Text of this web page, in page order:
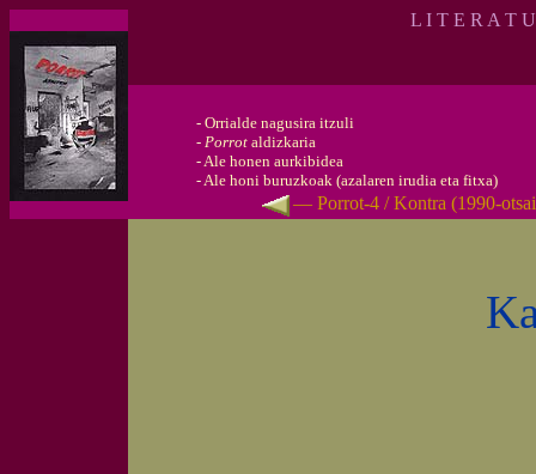
L I T E R A T
- Orrialde nagusira itzuli
- Porrot aldizkaria
-Ale honen aurkibidea
-Ale honi buruzkoak (azalaren irudia eta fitxa)
— Porrot-4 / Kontra (1990-